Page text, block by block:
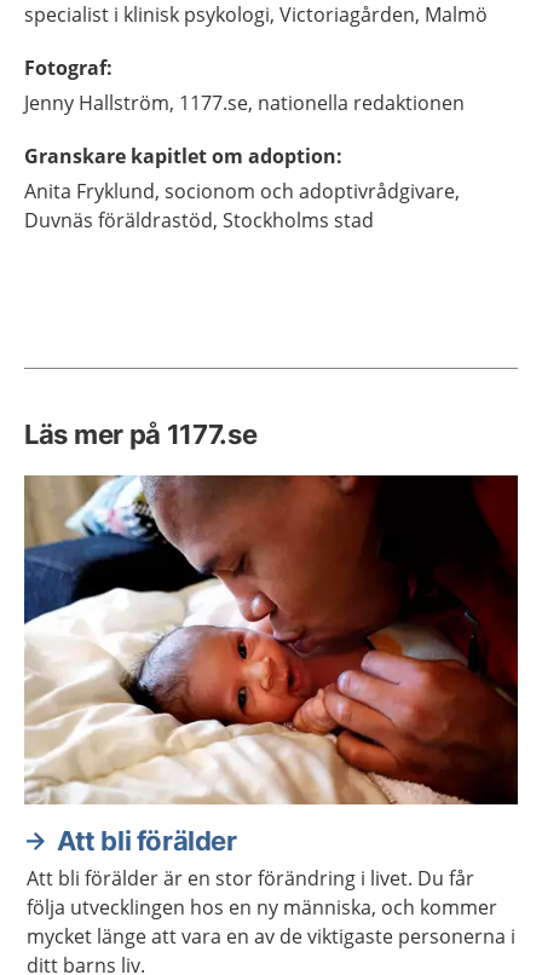
specialist i klinisk psykologi, Victoriagården, Malmö
Fotograf:
Jenny Hallström, 1177.se, nationella redaktionen
Granskare kapitlet om adoption:
Anita Fryklund, socionom och adoptivrådgivare,
Duvnäs föräldrastöd, Stockholms stad
Läs mer på 1177.se
Att bli förälder
Att bli förälder är en stor förändring i livet. Du får
följa utvecklingen hos en ny människa, och kommer
mycket länge att vara en av de viktigaste personerna i
ditt barns liv.